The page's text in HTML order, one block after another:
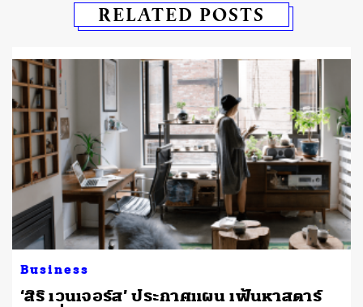
RELATED POSTS
Business
‘สิริ เวนเจอร์ส’ ประกาศแผน เฟ้นหาสตาร์